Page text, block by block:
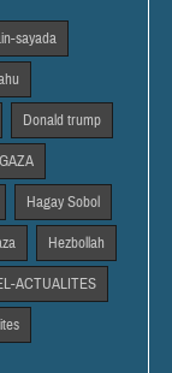
sayada
Donald trump
GAZA
Hagay Sobol
Hezbollah
ACTUALITES